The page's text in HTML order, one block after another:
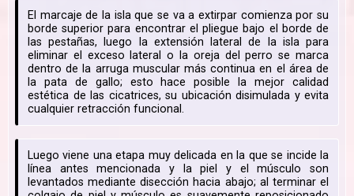
El marcaje de la isla que se va a extirpar comienza por su
borde superior para encontrar el pliegue bajo el borde de
las pestañas, luego la extensión lateral de la isla para
eliminar el exceso lateral o la oreja del perro se marca
dentro de la arruga muscular más continua en el área de
la pata de gallo; esto hace posible la mejor calidad
estética de las cicatrices, su ubicación disimulada y evita
cualquier retracción funcional.
Luego viene una etapa muy delicada en la que se incide la
línea antes mencionada y la piel y el músculo son
levantados mediante disección hacia abajo; al terminar el